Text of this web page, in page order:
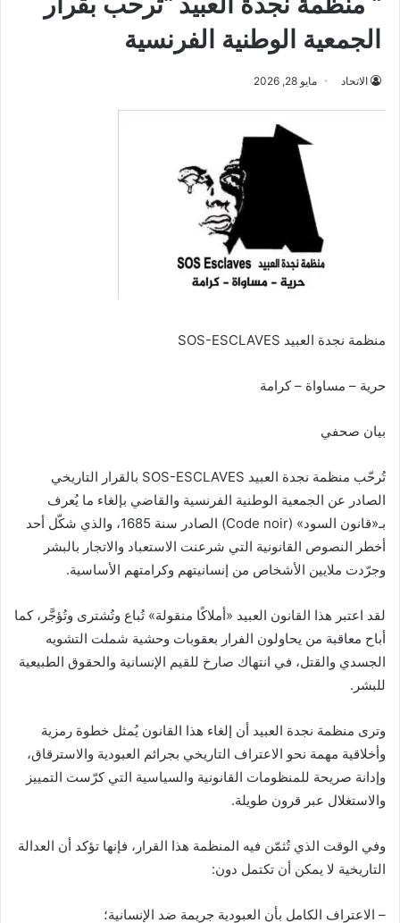
الجمعية الوطنية الفرنسية
الاتحاد مايو 28, 2026
منظمة نجدة العبيد SOS-ESCLAVES
حرية – مساواة – كرامة
بيان صحفي
تُرحّب منظمة نجدة العبيد SOS-ESCLAVES بالقرار التاريخي
الصادر عن الجمعية الوطنية الفرنسية والقاضي بإلغاء ما يُعرف
بـ«قانون السود» (Code noir) الصادر سنة 1685، والذي شكّل أحد
أخطر النصوص القانونية التي شرعنت الاستعباد والاتجار بالبشر
وجرّدت ملايين الأشخاص من إنسانيتهم وكرامتهم الأساسية.
لقد اعتبر هذا القانون العبيد «أملاكًا منقولة» تُباع وتُشترى وتُؤجَّر، كما
أباح معاقبة من يحاولون الفرار بعقوبات وحشية شملت التشويه
الجسدي والقتل، في انتهاك صارخ للقيم الإنسانية والحقوق الطبيعية
للبشر.
وترى منظمة نجدة العبيد أن إلغاء هذا القانون يُمثل خطوة رمزية
وأخلاقية مهمة نحو الاعتراف التاريخي بجرائم العبودية والاسترقاق،
وإدانة صريحة للمنظومات القانونية والسياسية التي كرّست التمييز
والاستغلال عبر قرون طويلة.
وفي الوقت الذي تُثمّن فيه المنظمة هذا القرار، فإنها تؤكد أن العدالة
التاريخية لا يمكن أن تكتمل دون:
– الاعتراف الكامل بأن العبودية جريمة ضد الإنسانية؛